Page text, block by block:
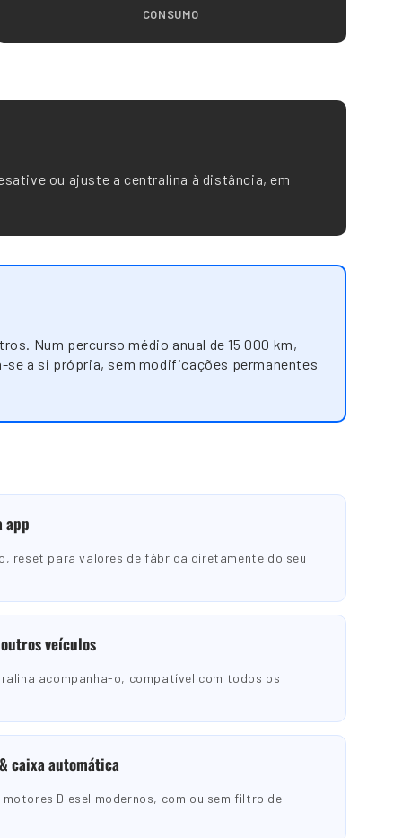
CONSUMO
ou ajuste a centralina à distância, em
Num percurso médio anual de 15 000 km,
se a si própria, sem modificações permanentes
app
reset para valores de fábrica diretamente do seu
veículos
acompanha-o, compatível com todos os
caixa automática
Diesel modernos, com ou sem filtro de